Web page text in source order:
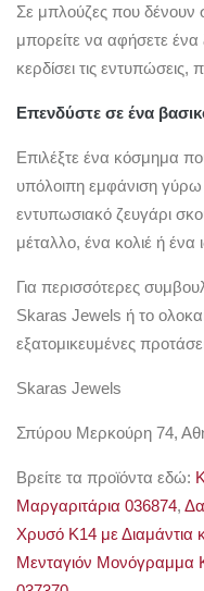
Σε μπλούζες που δένουν
μπορείτε να αφήσετε
κερδίσει τις εντυπώσεις,
Επενδύστε σε ένα
Επιλέξτε ένα κόσμημα
υπόλοιπη εμφάνιση
εντυπωσιακό ζευγάρι
μέταλλο, ένα κολιέ ή ένα
Για περισσότερες
Skaras Jewels ή το
εξατομικευμένες
Skaras Jewels
Σπύρου Μερκούρη 74,
Βρείτε τα προϊόντα εδώ:
Μαργαριτάρια 036874,
Χρυσό Κ14 με Διαμάντια
Μενταγιόν Μονόγραμμα